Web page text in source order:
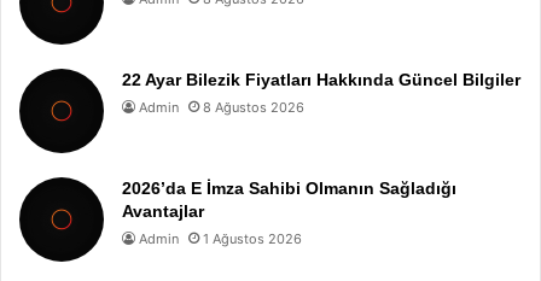
22 Ayar Bilezik Fiyatları Hakkında Güncel Bilgiler
Admin 8 Ağustos 2026
2026’da E İmza Sahibi Olmanın Sağladığı
Avantajlar
Admin 1 Ağustos 2026